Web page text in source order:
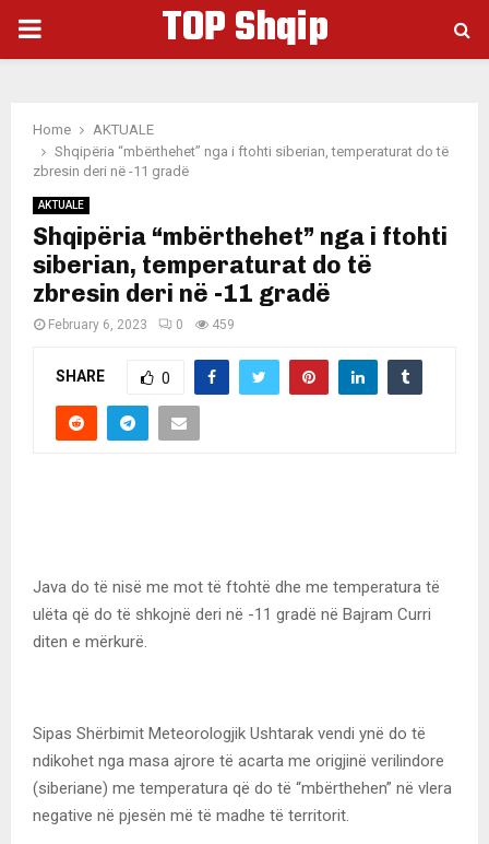
PRIMARY
TOP Shqip
Home
AKTUALE
Shqipëria “mbërthehet” nga i ftohti siberian, temperaturat do të
zbresin deri në -11 gradë
AKTUALE
Shqipëria “mbërthehet” nga i ftohti
siberian, temperaturat do të
zbresin deri në -11 gradë
February 6, 2023 0 459
SHARE 0
Java do të nisë me mot të ftohtë dhe me temperatura të
ulëta që do të shkojnë deri në -11 gradë në Bajram Curri
diten e mërkurë.
Sipas Shërbimit Meteorologjik Ushtarak vendi ynë do të
ndikohet nga masa ajrore të acarta me origjinë verilindore
(siberiane) me temperatura që do të “mbërthehen” në vlera
negative në pjesën më të madhe të territorit.